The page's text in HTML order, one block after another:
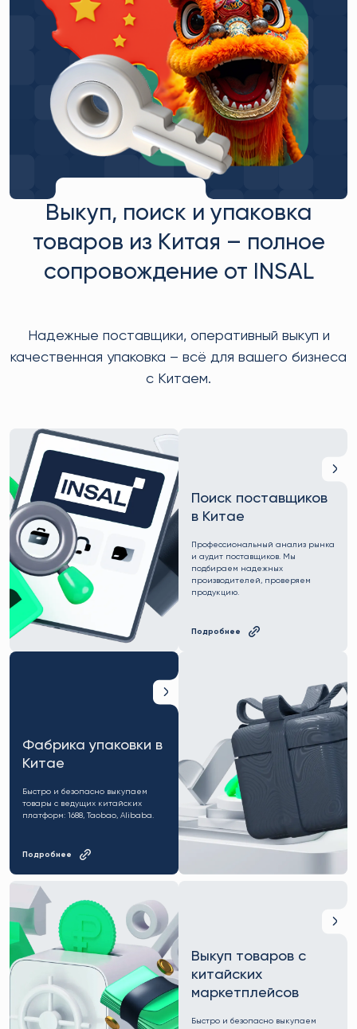
Выкуп, поиск и упаковка
товаров из Китая – полное
сопровождение от INSAL
Надежные поставщики, оперативный выкуп и
качественная упаковка – всё для вашего бизнеса
с Китаем.
Поиск поставщиков
в Китае
Профессиональный анализ рынка
и аудит поставщиков. Мы
подбираем надежных
производителей, проверяем
продукцию.
Подробнее
Фабрика упаковки в
Китае
Быстро и безопасно выкупаем
товары с ведущих китайских
платформ: 1688, Taobao, Alibaba.
Подробнее
Выкуп товаров с
китайских
маркетплейсов
Быстро и безопасно выкупаем